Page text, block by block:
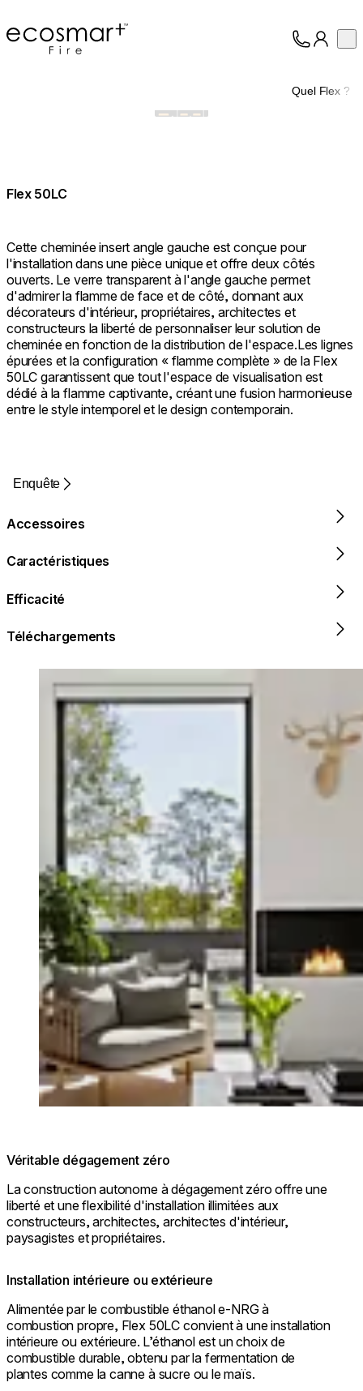
EcoSmart Fire
Quel Flex ?
Flex 50LC
Cette cheminée insert angle gauche est conçue pour
l'installation dans une pièce unique et offre deux côtés
ouverts. Le verre transparent à l'angle gauche permet
d'admirer la flamme de face et de côté, donnant aux
décorateurs d'intérieur, propriétaires, architectes et
constructeurs la liberté de personnaliser leur solution de
cheminée en fonction de la distribution de l'espace.Les lignes
épurées et la configuration « flamme complète » de la Flex
50LC garantissent que tout l'espace de visualisation est
dédié à la flamme captivante, créant une fusion harmonieuse
entre le style intemporel et le design contemporain.
Enquête
Accessoires
Caractéristiques
Efficacité
Téléchargements
Véritable dégagement zéro
La construction autonome à dégagement zéro offre une
liberté et une flexibilité d'installation illimitées aux
constructeurs, architectes, architectes d'intérieur,
paysagistes et propriétaires.
Installation intérieure ou extérieure
Alimentée par le combustible éthanol e-NRG à
combustion propre, Flex 50LC convient à une installation
intérieure ou extérieure. L’éthanol est un choix de
combustible durable, obtenu par la fermentation de
plantes comme la canne à sucre ou le maïs.